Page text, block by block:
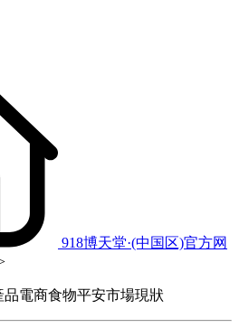
918博天堂·(中国区)官方网
品電商食物平安市場現狀